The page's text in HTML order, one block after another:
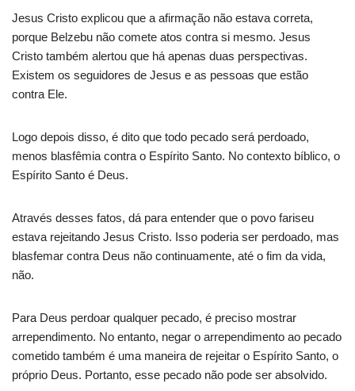
Jesus Cristo explicou que a afirmação não estava correta,
porque Belzebu não comete atos contra si mesmo. Jesus
Cristo também alertou que há apenas duas perspectivas.
Existem os seguidores de Jesus e as pessoas que estão
contra Ele.
Logo depois disso, é dito que todo pecado será perdoado,
menos blasfêmia contra o Espírito Santo. No contexto bíblico, o
Espírito Santo é Deus.
Através desses fatos, dá para entender que o povo fariseu
estava rejeitando Jesus Cristo. Isso poderia ser perdoado, mas
blasfemar contra Deus não continuamente, até o fim da vida,
não.
Para Deus perdoar qualquer pecado, é preciso mostrar
arrependimento. No entanto, negar o arrependimento ao pecado
cometido também é uma maneira de rejeitar o Espírito Santo, o
próprio Deus. Portanto, esse pecado não pode ser absolvido.